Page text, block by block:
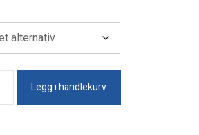
QuickFind
antall
Legg i handlekurv